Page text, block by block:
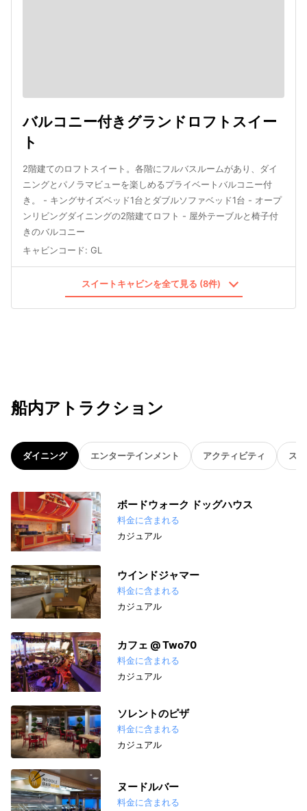
バルコニー付きグランドロフトスイー
ト
2階建てのロフトスイート。各階にフルバスルームがあり、ダイ
ニングとパノラマビューを楽しめるプライベートバルコニー付
き。 - キングサイズベッド1台とダブルソファベッド1台 - オープ
ンリビングダイニングの2階建てロフト - 屋外テーブルと椅子付
きのバルコニー
キャビンコード: GL
スイートキャビンを全て見る (8件)
船内アトラクション
ダイニング エンターテインメント アクティビティ ス
ボードウォーク ドッグハウス
料金に含まれる
カジュアル
ウインドジャマー
料金に含まれる
カジュアル
カフェ @ Two70
料金に含まれる
カジュアル
ソレントのピザ
料金に含まれる
カジュアル
ヌードルバー
料金に含まれる